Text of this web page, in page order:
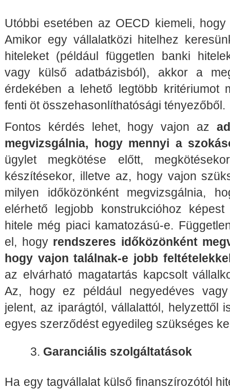
Utóbbi esetében az OECD kiemeli,
Amikor egy vállalatközi hitelhez
hiteleket (például független banki
vagy külső adatbázisból), akkor a
érdekében a lehető legtöbb kritériumot
fenti öt összehasonlíthatósági tényezőből.
Fontos kérdés lehet, hogy vajon az
megvizsgálnia, hogy mennyi a
ügylet megkötése előtt,
készítésekor, illetve az, hogy vajon
milyen időközönként megvizsgálnia,
elérhető legjobb konstrukcióhoz
hitele még piaci kamatozású-e.
el, hogyrendszeres időközönként
hogy vajon találnak-e jobb
az elvárható magatartás kapcsolt
Az, hogy ez például negyedéves
jelent, az iparágtól, vállalattól, helyzettől
egyes szerződést egyedileg szükséges
Garanciális szolgáltatások
Ha egy tagvállalat külső finanszírozótól